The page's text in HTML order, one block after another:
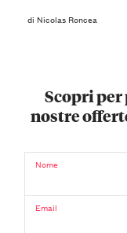
di Nicolas Roncea
Scopri
nostre
Nome
Email